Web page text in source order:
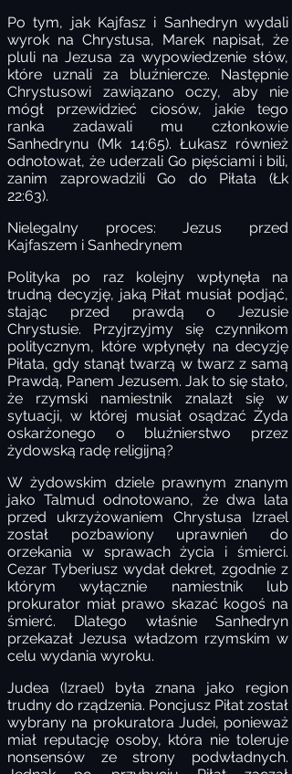
Po tym, jak Kajfasz i Sanhedryn wydali
wyrok na Chrystusa, Marek napisał, że
pluli na Jezusa za wypowiedzenie słów,
które uznali za bluźniercze. Następnie
Chrystusowi zawiązano oczy, aby nie
mógł przewidzieć ciosów, jakie tego
ranka zadawali mu członkowie
Sanhedrynu (Mk 14:65). Łukasz również
odnotował, że uderzali Go pięściami i bili,
zanim zaprowadzili Go do Piłata (Łk
22:63).
Nielegalny proces: Jezus przed
Kajfaszem i Sanhedrynem
Polityka po raz kolejny wpłynęła na
trudną decyzję, jaką Piłat musiał podjąć,
stając przed prawdą o Jezusie
Chrystusie. Przyjrzyjmy się czynnikom
politycznym, które wpłynęły na decyzję
Piłata, gdy stanął twarzą w twarz z samą
Prawdą, Panem Jezusem. Jak to się stało,
że rzymski namiestnik znalazł się w
sytuacji, w której musiał osądzać Żyda
oskarżonego o bluźnierstwo przez
żydowską radę religijną?
W żydowskim dziele prawnym znanym
jako Talmud odnotowano, że dwa lata
przed ukrzyżowaniem Chrystusa Izrael
został pozbawiony uprawnień do
orzekania w sprawach życia i śmierci.
Cezar Tyberiusz wydał dekret, zgodnie z
którym wyłącznie namiestnik lub
prokurator miał prawo skazać kogoś na
śmierć. Dlatego właśnie Sanhedryn
przekazał Jezusa władzom rzymskim w
celu wydania wyroku.
Judea (Izrael) była znana jako region
trudny do rządzenia. Poncjusz Piłat został
wybrany na prokuratora Judei, ponieważ
miał reputację osoby, która nie toleruje
nonsensów ze strony podwładnych.